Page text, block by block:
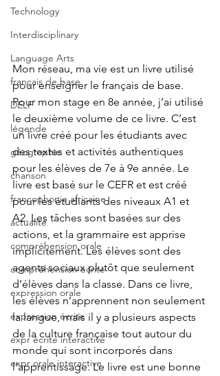
Technology
Interdisciplinary
Language Arts
français de base
DELF
légende
géographie
chanson
francophonie africaine
actualité
compréhension orale
compréhension écrite
expression orale
expression écrite
expr écrite interactive
expr orale interactive
Mon réseau, ma vie est un livre utilisé
pour enseigner le français de base.
Pour mon stage en 8e année, j’ai utilisé
le deuxième volume de ce livre. C’est
un livre créé pour les étudiants avec
des textes et activités authentiques
pour les élèves de 7e à 9e année. Le
livre est basé sur le CEFR et est créé
pour les étudiants des niveaux A1 et
A2. Les tâches sont basées sur des
actions, et la grammaire est apprise
implicitement. Les élèves sont des
agents sociaux plutôt que seulement
d’élèves dans la classe. Dans ce livre,
les élèves n’apprennent non seulement
la langue, mais il y a plusieurs aspects
de la culture française tout autour du
monde qui sont incorporés dans
l’apprentissage. Le livre est une bonne